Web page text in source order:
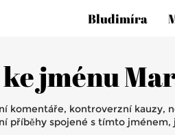
Bludimíra
jménu
komentáře, kontroverzní kauzy,
příběhy spojené s tímto jménem,